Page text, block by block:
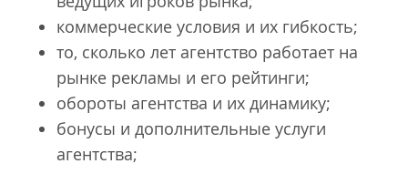
коммерческие условия и их гибкость;
то, сколько лет агентство работает на
рынке рекламы и его рейтинги;
обороты агентства и их динамику;
бонусы и дополнительные услуги
агентства;